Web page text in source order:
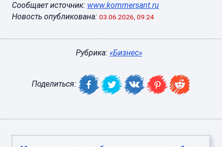
Сообщает источник: www.kommersant.ru
Новость опубликована: 03.06.2026, 09:24
Рубрика: «Бизнес»
Поделиться: